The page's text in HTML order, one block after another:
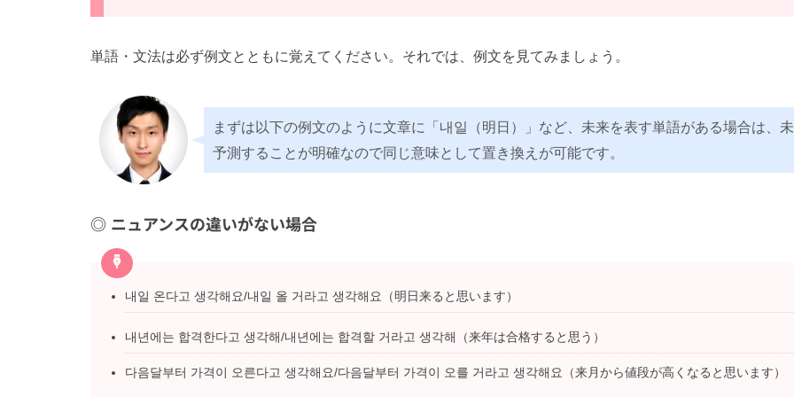
単語・文法は必ず例文とともに覚えてください。それでは、例文を見てみましょう。
まずは以下の例文のように文章に「내일（明日）」など、未来を表す単語がある場合は、
予測することが明確なので同じ意味として置き換えが可能です。
ニュアンスの違いがない場合
내일 온다고 생각해요/내일 올 거라고 생각해요（明日来ると思います）
내년에는 합격한다고 생각해/내년에는 합격할 거라고 생각해（来年は合格すると思う）
다음달부터 가격이 오른다고 생각해요/다음달부터 가격이 오를 거라고 생각해요（来月から値段が高くなると思います）